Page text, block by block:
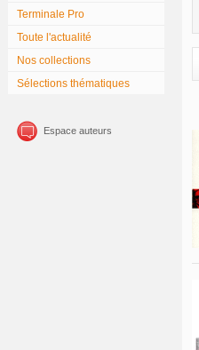
Terminale Pro
Toute l'actualité
Nos collections
Sélections thématiques
Espace auteurs